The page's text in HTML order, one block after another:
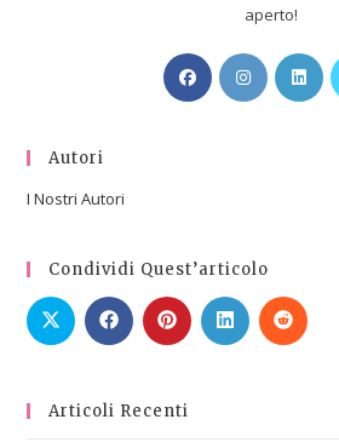
aperto!
Autori
I Nostri Autori
Condividi Quest’articolo
Articoli Recenti